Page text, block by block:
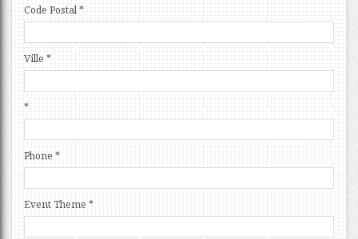
Code Postal*
Ville *
*
Phone *
Event Theme *